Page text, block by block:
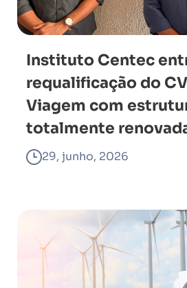
Instituto Centec
requalificação do
Viagem com
totalmente
29, junho, 2026